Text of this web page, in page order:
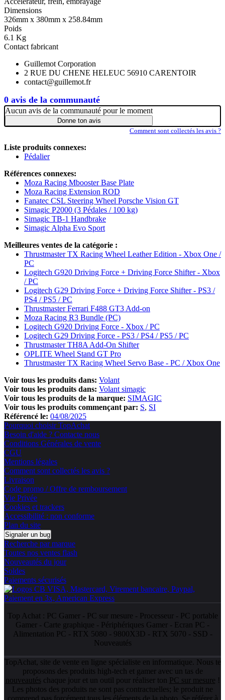
0 avis de la communauté
Dimensions
326mm x 380mm x 258.84mm
Poids
6.1 Kg
Contact fabricant
Guillemot Corporation
2 RUE DU CHENE HELEUC 56910 CARENTOIR
contact@guillemot.fr
Aucun avis de la communauté pour le moment
Donne ton avis
Comment sont collectés les avis ?
Liste produits connexes:
Pédalier
Références connexes:
Moza Racing Mbooster Base Plate
Moza Racing Extension ROD
Fanatec CSL Steering Wheel Porsche Vision GT
Simagic P2000 (3 Pédales / 100 kg)
Simagic TB-1 Handbrake
Simagic Alpha Evo Sport
Meilleures ventes de la catégorie :
Thrustmaster TX Racing Wheel Leather Edition - Xbox One /
PC
Logitech G920 Driving Force + Driving Force Shifter - Xbox
/ PC
Logitech G29 Driving Force + Driving Force Shifter - PS3 /
PS4 / PS5 / PC
Thrustmaster Ferrari F488 GT3 Add-on
Moza Racing R3 Bundle (PC)
Logitech G920 Driving Force - Xbox / PC
Logitech G29 Driving Force - PS3 / PS4 / PS5 / PC
Thrustmaster TH8A Add-On Shifter
OPLITE Wheel Stand GT Pro
Thrustmaster TX Racing Wheel Servo Base - PC / Xbox One
Voir tous les produits dans: Volant
Voir tous les produits dans: Volant simagic
Voir tous les produits de la marque: SIMAGIC
Voir tous les produits commençant par: S SI
Référencé le: 04/08/2025
Pourquoi choisir TopAchat
Besoin d'aide ? Contacte nous
Conditions Générales de vente
CGU
Mentions légales
Comment sont collectés les avis ?
Livraison
Code promo / Offre de remboursement
Vie Privée
Cookies et trackers
Accessibilité : non conforme
Plan du site
Signaler un bug
Recherche par marque
Toutes nos ventes flash
Nouveautés du jour
Soldes
Paiements sécurisés
Top Achat : PC Gamer- PC sur mesure - Processeur- PC portable
Gamer - Carte graphique - Périphériques Gamer - Ecran PC -
Alimentation PC - RTX 5080 - 9800X3D - RTX 5070 - SSD -
Nouveautés
TopAchat, site de vente en ligne spécialiste en informatique. Nous te
proposons des produits high-tech et gamer avec un tas de
nouveautés chaque jour et un outil pour réaliser ton PC sur mesure !
Les photos des produits ne sont pas contractuelles; le produit ne
comprend pas forcément tous les éléments de la photo. Se référer à